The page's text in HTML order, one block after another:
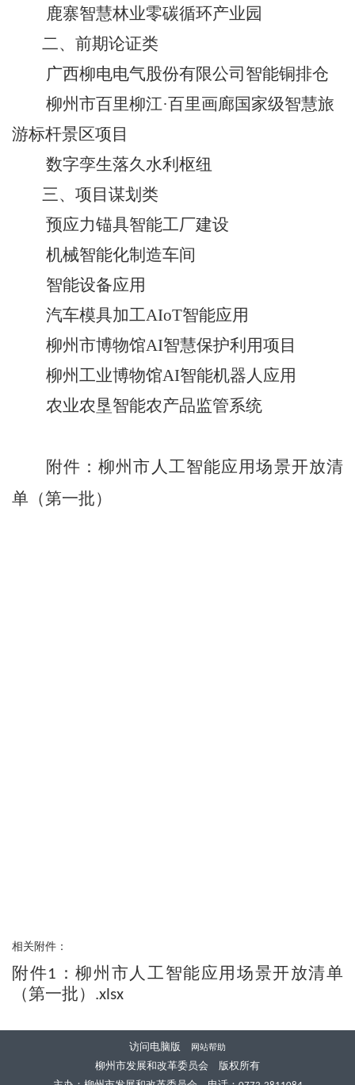
鹿寨智慧林业零碳循环产业园
二、前期论证类
广西柳电电气股份有限公司智能铜排仓
柳州市百里柳江·百里画廊国家级智慧旅
游标杆景区项目
数字孪生落久水利枢纽
三、项目谋划类
预应力锚具智能工厂建设
机械智能化制造车间
智能设备应用
汽车模具加工AIoT智能应用
柳州市博物馆AI智慧保护利用项目
柳州工业博物馆AI智能机器人应用
农业农垦智能农产品监管系统
附件：柳州市人工智能应用场景开放清
单（第一批）
相关附件：
附件1：柳州市人工智能应用场景开放清单
（第一批）.xlsx
访问电脑版
网站帮助
柳州市发展和改革委员会 版权所有